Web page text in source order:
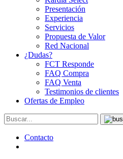
Presentación
Experiencia
Servicios
Propuesta de Valor
Red Nacional
¿Dudas?
FCT Responde
FAQ Compra
FAQ Venta
Testimonios de clientes
Ofertas de Empleo
Contacto